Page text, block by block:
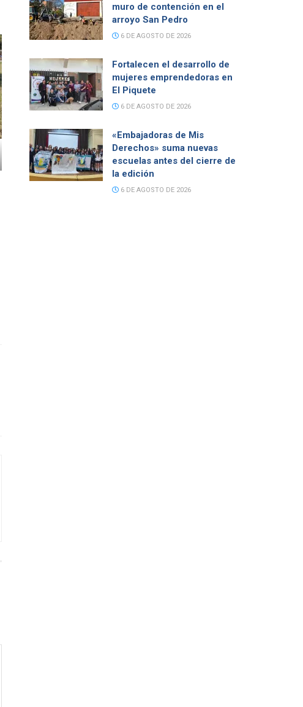
muro de contención en el
arroyo San Pedro
6 DE AGOSTO DE 2026
Fortalecen el desarrollo de
mujeres emprendedoras en
El Piquete
6 DE AGOSTO DE 2026
«Embajadoras de Mis
Derechos» suma nuevas
escuelas antes del cierre de
la edición
6 DE AGOSTO DE 2026